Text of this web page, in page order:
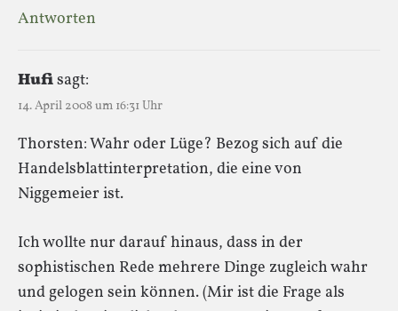
Antworten
Hufisagt:
14. April 2008 um 16:31 Uhr
Thorsten: Wahr oder Lüge? Bezog sich auf die
Handelsblattinterpretation, die eine von
Niggemeier ist.
Ich wollte nur darauf hinaus, dass in der
sophistischen Rede mehrere Dinge zugleich wahr
und gelogen sein können. (Mir ist die Frage als